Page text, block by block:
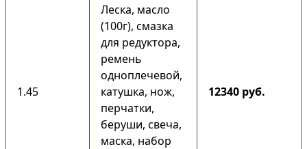
1.45
Леска, масло
(100г), смазка
для редуктора,
ремень
одноплечевой,
катушка, нож,
перчатки,
беруши, свеча,
маска, набор
12340 руб.